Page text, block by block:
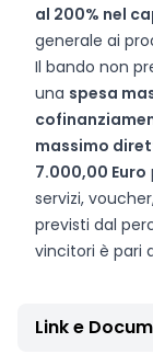
al 200% nel
generale ai
Il bando non
una spesa
massimo
7.000,00 Euro
servizi,
previsti dal
vincitori è pari
Link e